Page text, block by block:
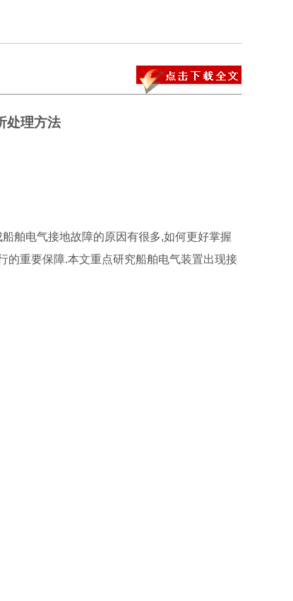
处理方法
舶电气接地故障的原因有很多,如何更好掌握
的重要保障.本文重点研究船舶电气装置出现接